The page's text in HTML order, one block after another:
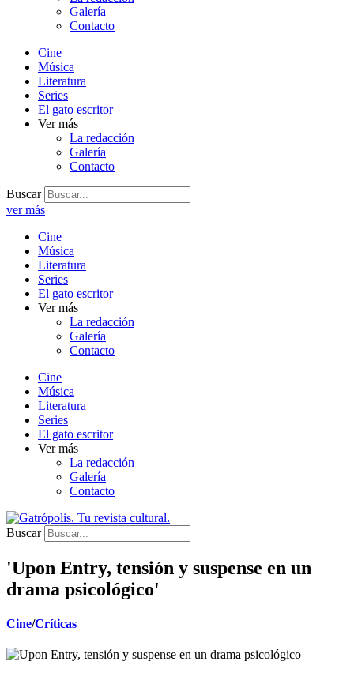
Galería
Contacto
Cine
Música
Literatura
Series
El gato escritor
Ver más
La redacción
Galería
Contacto
Buscar
ver más
Cine
Música
Literatura
Series
El gato escritor
Ver más
La redacción
Galería
Contacto
Cine
Música
Literatura
Series
El gato escritor
Ver más
La redacción
Galería
Contacto
Buscar
'Upon Entry, tensión y suspense en un
drama psicológico'
Cine/Críticas